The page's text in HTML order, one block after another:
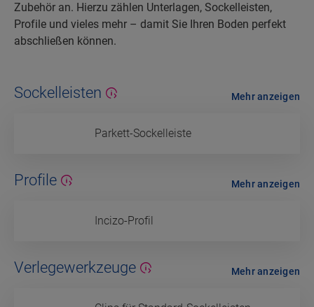
Zubehör an. Hierzu zählen Unterlagen, Sockelleisten,
Profile und vieles mehr – damit Sie Ihren Boden perfekt
abschließen können.
Sockelleisten
Parkett-Sockelleiste
Mehr anzeigen
Profile
Incizo-Profil
Mehr anzeigen
Verlegewerkzeuge Mehr anzeigen